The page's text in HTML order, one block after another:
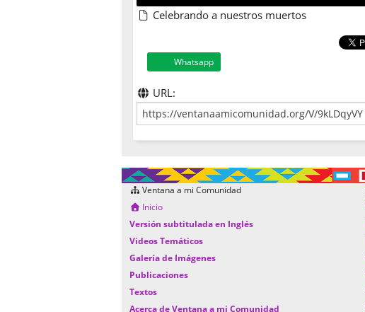
Celebrando a nuestros muertos
Whatsapp
URL:
Ventana a mi Comunidad
Inicio
Versión subtitulada en Inglés
Videos Temáticos
Galería de Imágenes
Publicaciones
Textos
Acerca de Ventana a mi Comunidad